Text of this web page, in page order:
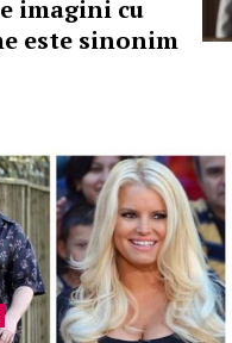
imagini cu
este sinonim